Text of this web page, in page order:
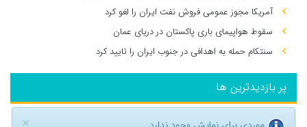
آمریکا مجوز عمومی فروش نفت ایران را لغو کرد
سقوط هواپیمای باری پاکستان در دریای عمان
سنتکام حمله به اهدافی در جنوب ایران را تایید کرد
پر بازدیدترین ها